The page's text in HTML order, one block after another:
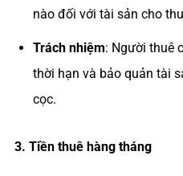
nào đối với tài sản cho
Trách nhiệm: Người thuê
thời hạn và bảo quản tài
cọc.
Tiền thuê hàng tháng